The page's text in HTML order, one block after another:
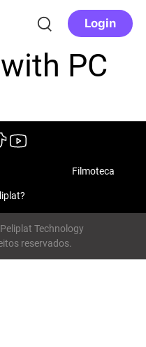
Login
PC
Filmoteca
Technology
reservados.